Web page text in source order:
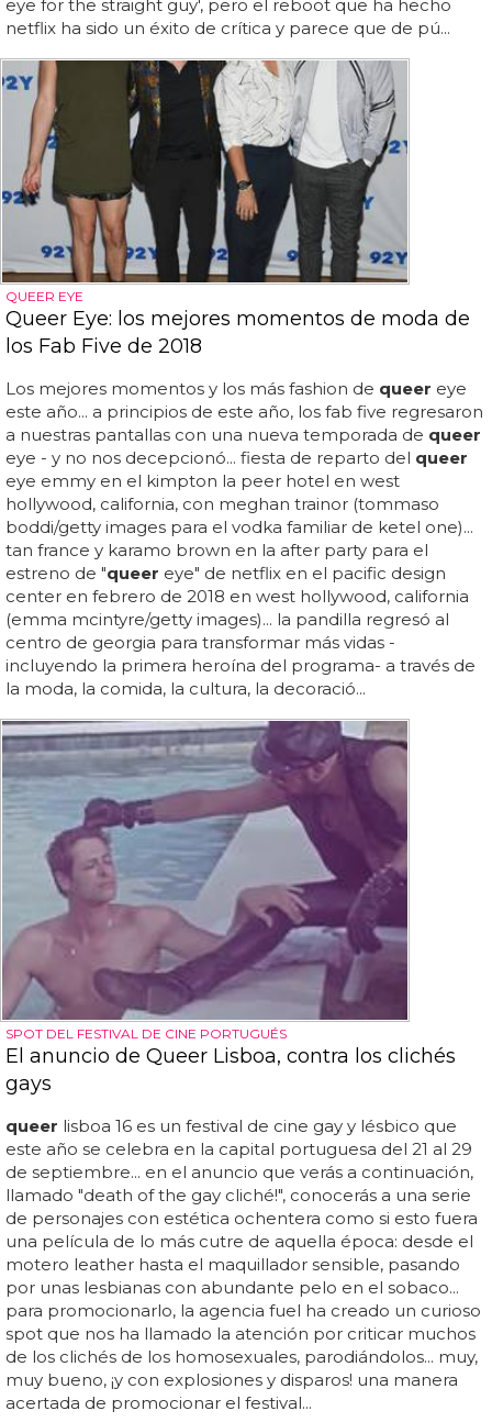
eye for the straight guy', pero el reboot que ha hecho
netflix ha sido un éxito de crítica y parece que de pú...
QUEER EYE
Queer Eye: los mejores momentos de moda de
los Fab Five de 2018
Los mejores momentos y los más fashion de queer eye
este año... a principios de este año, los fab five regresaron
a nuestras pantallas con una nueva temporada de queer
eye - y no nos decepcionó... fiesta de reparto del queer
eye emmy en el kimpton la peer hotel en west
hollywood, california, con meghan trainor (tommaso
boddi/getty images para el vodka familiar de ketel one)...
tan france y karamo brown en la after party para el
estreno de "queer eye" de netflix en el pacific design
center en febrero de 2018 en west hollywood, california
(emma mcintyre/getty images)... la pandilla regresó al
centro de georgia para transformar más vidas -
incluyendo la primera heroína del programa- a través de
la moda, la comida, la cultura, la decoració...
SPOT DEL FESTIVAL DE CINE PORTUGUÉS
El anuncio de Queer Lisboa, contra los clichés
gays
queer lisboa 16 es un festival de cine gay y lésbico que
este año se celebra en la capital portuguesa del 21 al 29
de septiembre... en el anuncio que verás a continuación,
llamado "death of the gay cliché!", conocerás a una serie
de personajes con estética ochentera como si esto fuera
una película de lo más cutre de aquella época: desde el
motero leather hasta el maquillador sensible, pasando
por unas lesbianas con abundante pelo en el sobaco...
para promocionarlo, la agencia fuel ha creado un curioso
spot que nos ha llamado la atención por criticar muchos
de los clichés de los homosexuales, parodiándolos... muy,
muy bueno, ¡y con explosiones y disparos! una manera
acertada de promocionar el festival...